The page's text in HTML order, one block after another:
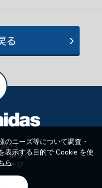
いて
ポリシー
ージ
のニーズ等について調査・
表示する目的で Cookie を使
ら